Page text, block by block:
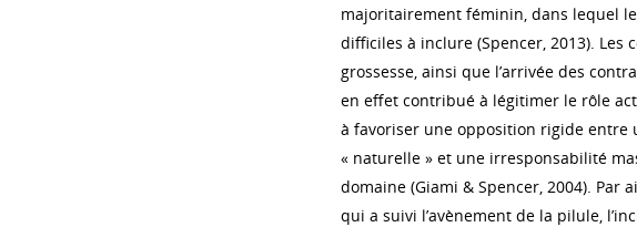
majoritairement féminin, dans lequel
difficiles à inclure (Spencer, 2013). Les
grossesse, ainsi que l’arrivée des
en effet contribué à légitimer le rôle
à favoriser une opposition rigide entre
« naturelle » et une irresponsabilité
domaine (Giami & Spencer, 2004). Par
qui a suivi l’avènement de la pilule,